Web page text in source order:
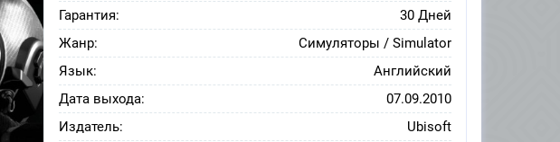
Гарантия:
30 Дней
Жанр:
Симуляторы / Simulator
Язык:
Английский
Дата выхода:
07.09.2010
Издатель:
Ubisoft